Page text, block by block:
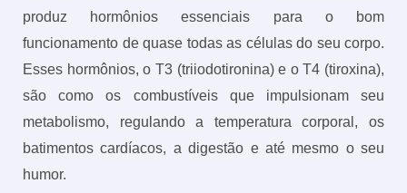
produz hormônios essenciais para o bom
funcionamento de quase todas as células do seu corpo.
Esses hormônios, o T3 (triiodotironina) e o T4 (tiroxina),
são como os combustíveis que impulsionam seu
metabolismo, regulando a temperatura corporal, os
batimentos cardíacos, a digestão e até mesmo o seu
humor.